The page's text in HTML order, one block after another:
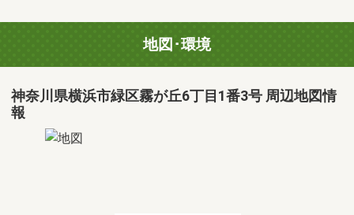
地図･環境
神奈川県横浜市緑区霧が丘6丁目1番3号 周辺地図情
報